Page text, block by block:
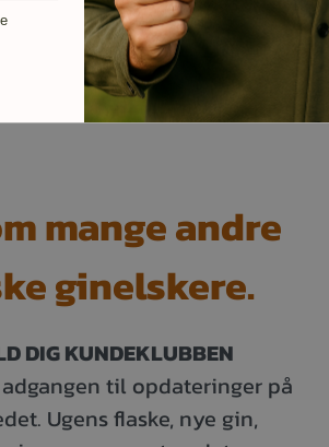
mange andre
ginelskere.
DIG KUNDEKLUBBEN
til opdateringer på
Ugens flaske, nye gin,